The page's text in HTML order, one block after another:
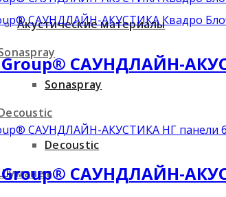
Акустические материалы
Sonaspray
Decoustic
САУНДЛАЙН-
Group® САУНДЛАЙН-